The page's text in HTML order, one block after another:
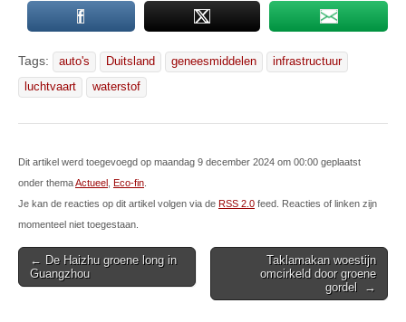
Tags: auto's Duitsland geneesmiddelen
infrastructuur
luchtvaart
waterstof
Dit artikel werd toegevoegd op maandag 9 december 2024 om 00:00 geplaatst
onder themaActueel Eco-fin
Je kan de reacties op dit artikel volgen via de RSS 2.0 feed. Reacties of linken zijn
momenteel niet toegestaan.
Post
navigation
← De Haizhu groene long in
Guangzhou
Taklamakan woestijn
omcirkeld door groene
gordel →